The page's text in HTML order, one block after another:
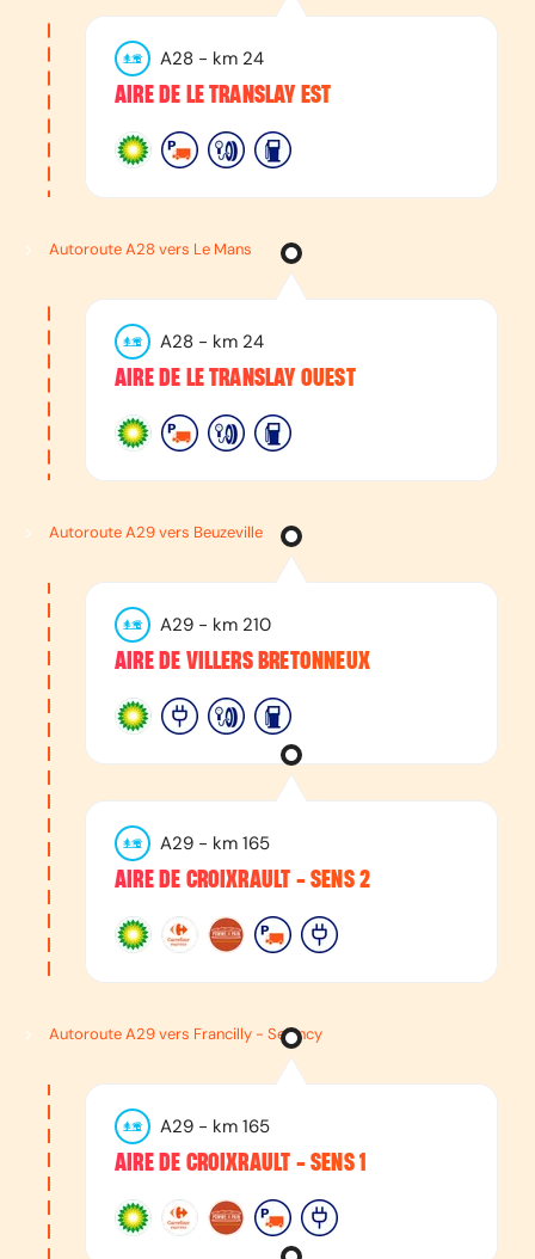
A28 - km 24
AIRE DE LE TRANSLAY EST
Autoroute A28 vers Le Mans
A28 - km 24
AIRE DE LE TRANSLAY OUEST
Autoroute A29 vers Beuzeville
A29 - km 210
AIRE DE VILLERS BRETONNEUX
A29 - km 165
AIRE DE CROIXRAULT - SENS 2
Autoroute A29 vers Francilly - Selency
A29 - km 165
AIRE DE CROIXRAULT - SENS 1